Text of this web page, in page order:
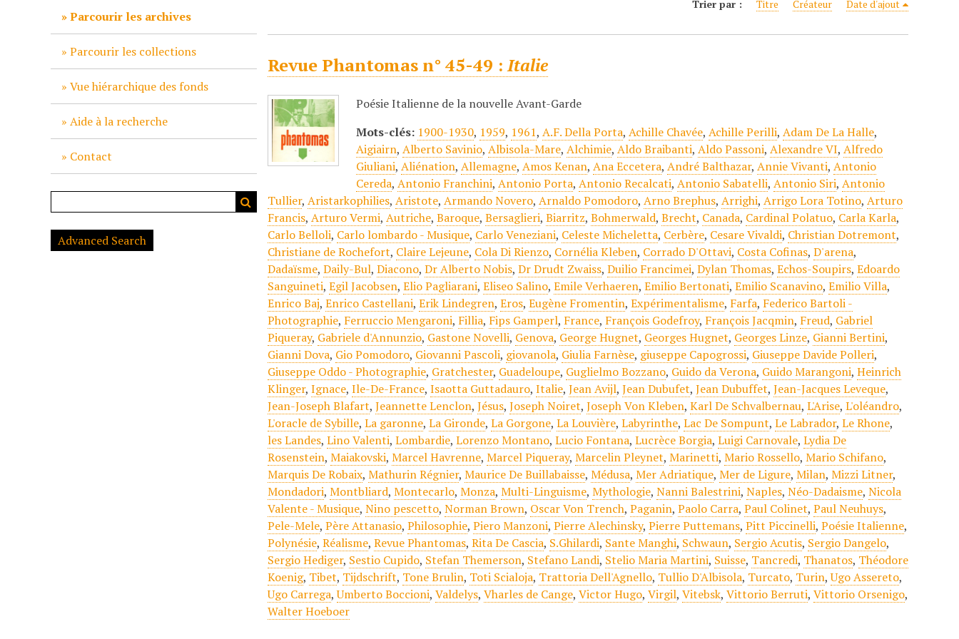
Parcourir les archives
Parcourir les collections
Vue hiérarchique des fonds
Aide à la recherche
Contact
Advanced Search
Trier par : Titre Créateur Date d'ajout
Revue Phantomas n° 45-49 :Italie
Poésie Italienne de la nouvelle Avant-Garde
Mots-clés: 1900-1930, 1959, 1961,A.F. Della Porta,Achille Chavée,Achille Perilli,Adam De La Halle,
Aigiairn,Alberto Savinio,Albisola-Mare,Alchimie,Aldo Braibanti,Aldo Passoni,Alexandre VI,Alfredo
Giuliani,Aliénation,Allemagne,Amos Kenan,Ana Eccetera,André Balthazar,Annie Vivanti,Antonio
Cereda,Antonio Franchini,Antonio Porta,Antonio Recalcati,Antonio Sabatelli,Antonio Siri,Antonio
Tullier,Aristarkophilies,Aristote,Armando Novero,Arnaldo Pomodoro,Arno Brephus,Arrighi,Arrigo Lora Totino,Arturo
Francis,Arturo Vermi,Autriche,Baroque,Bersaglieri,Biarritz,Bohmerwald,Brecht, Canada, Cardinal Polatuo, Carla Karla,
Carlo Belloli, Carlo lombardo - Musique, Carlo Veneziani, Celeste Micheletta, Cerbère, Cesare Vivaldi, Christian Dotremont,
Christiane de Rochefort, Claire Lejeune, Cola Di Rienzo, Cornélia Kleben, Corrado D'Ottavi, Costa Cofinas,D'arena,
Dadaïsme,Daily-Bul,Diacono,Dr Alberto Nobis,Dr Drudt Zwaiss,Duilio Francimei,Dylan Thomas,Echos-Soupirs,Edoardo
Sanguineti,Egil Jacobsen,Elio Pagliarani,Eliseo Salino,Emile Verhaeren,Emilio Bertonati,Emilio Scanavino,Emilio Villa,
Enrico Baj,Enrico Castellani,Erik Lindegren,Eros,Eugène Fromentin,Expérimentalisme, Farfa, Federico Bartoli -
Photographie, Ferruccio Mengaroni, Fillia, Fips Gamperl, France, François Godefroy, François Jacqmin, Freud, Gabriel
Piqueray, Gabriele d'Annunzio, Gastone Novelli, Genova, George Hugnet, Georges Hugnet, Georges Linze, Gianni Bertini,
Gianni Dova, Gio Pomodoro, Giovanni Pascoli, giovanola, Giulia Farnèse, giuseppe Capogrossi, Giuseppe Davide Polleri,
Giuseppe Oddo - Photographie, Gratchester, Guadeloupe, Guglielmo Bozzano, Guido da Verona, Guido Marangoni,Heinrich
Klinger,Ignace,Ile-De-France,Isaotta Guttadauro,Italie,Jean Avijl,Jean Dubufet,Jean Dubuffet,Jean-Jacques Leveque,
Jean-Joseph Blafart,Jeannette Lenclon,Jésus,Joseph Noiret,Joseph Von Kleben,Karl De Schvalbernau,L'Arise,L'oléandro,
L'oracle de Sybille,La garonne,La Gironde,La Gorgone,La Louvière,Labyrinthe,Lac De Sompunt,Le Labrador,Le Rhone,
les Landes,Lino Valenti,Lombardie,Lorenzo Montano,Lucio Fontana,Lucrèce Borgia,Luigi Carnovale,Lydia De
Rosenstein,Maiakovski,Marcel Havrenne,Marcel Piqueray,Marcelin Pleynet,Marinetti,Mario Rossello,Mario Schifano,
Marquis De Robaix,Mathurin Régnier,Maurice De Buillabaisse,Médusa,Mer Adriatique,Mer de Ligure,Milan,Mizzi Litner,
Mondadori,Montbliard,Montecarlo,Monza,Multi-Linguisme,Mythologie,Nanni Balestrini,Naples,Néo-Dadaisme,Nicola
Valente - Musique,Nino pescetto,Norman Brown, Oscar Von Trench,Paganin,Paolo Carra,Paul Colinet,Paul Neuhuys,
Pele-Mele,Père Attanasio,Philosophie,Piero Manzoni,Pierre Alechinsky,Pierre Puttemans,Pitt Piccinelli,Poésie Italienne,
Polynésie,Réalisme,Revue Phantomas,Rita De Cascia, S.Ghilardi, Sante Manghi, Schwaun, Sergio Acutis, Sergio Dangelo,
Sergio Hediger, Sestio Cupido, Stefan Themerson, Stefano Landi, Stelio Maria Martini, Suisse, Tancredi, Thanatos, Théodore
Koenig, Tibet, Tijdschrift, Tone Brulin, Toti Scialoja, Trattoria Dell'Agnello, Tullio D'Albisola, Turcato, Turin,Ugo Assereto,
Ugo Carrega,Umberto Boccioni,Valdelys,Vharles de Cange,Victor Hugo,Virgil,Vitebsk,Vittorio Berruti,Vittorio Orsenigo,
Walter Hoeboer